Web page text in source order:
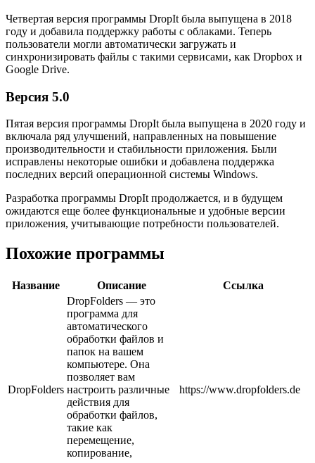
Четвертая версия программы DropIt была выпущена в 2018
году и добавила поддержку работы с облаками. Теперь
пользователи могли автоматически загружать и
синхронизировать файлы с такими сервисами, как Dropbox и
Google Drive.
Версия 5.0
Пятая версия программы DropIt была выпущена в 2020 году и
включала ряд улучшений, направленных на повышение
производительности и стабильности приложения. Были
исправлены некоторые ошибки и добавлена поддержка
последних версий операционной системы Windows.
Разработка программы DropIt продолжается, и в будущем
ожидаются еще более функциональные и удобные версии
приложения, учитывающие потребности пользователей.
Похожие программы
Название Описание Ссылка
DropFolders
DropFolders — это
программа для
автоматического
обработки файлов и
папок на вашем
компьютере. Она
позволяет вам
настроить различные
действия для
обработки файлов,
такие как
перемещение,
копирование,
https://www.dropfolders.de